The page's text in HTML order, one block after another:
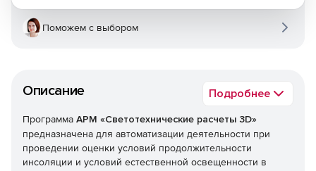
Описание Подробнее
Программа АРМ «Светотехнические расчеты 3D»
предназначена для автоматизации деятельности при
проведении оценки условий продолжительности
инсоляции и условий естественной освещенности в
Поможем с выбором